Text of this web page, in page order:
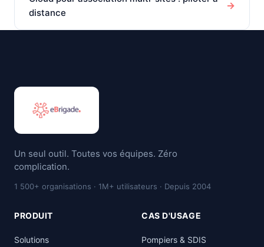
distance
→
Un seul outil. Toutes vos équipes. Zéro
complication.
1 500+ organisations · 1M+ utilisateurs · Depuis 2004
PRODUIT
Solutions
CAS D'USAGE
Pompiers & SDIS